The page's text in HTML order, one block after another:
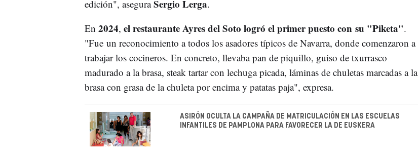
edición", aseguraSergio Lerga.
En 2024, el restaurante Ayres del Soto logró el primer puesto con su "Piketa".
"Fue un reconocimiento a todos los asadores típicos de Navarra, donde comenzaron a
trabajar los cocineros. En concreto, llevaba pan de piquillo, guiso de txurrasco
madurado a la brasa, steak tartar con lechuga picada, láminas de chuletas marcadas a la
brasa con grasa de la chuleta por encima y patatas paja", expresa.
ASIRÓN OCULTA LA CAMPAÑA DE MATRICULACIÓN EN LAS ESCUELAS
INFANTILES DE PAMPLONA PARA FAVORECER LA DE EUSKERA